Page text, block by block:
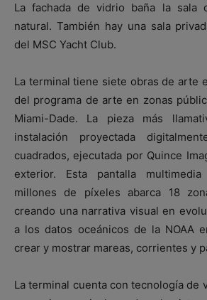
La fachada de vidrio baña la sala
natural. También hay una sala
del MSC Yacht Club.
La terminal tiene siete obras de arte
del programa de arte en zonas
Miami-Dade. La pieza más
instalación proyectada
cuadrados, ejecutada por Quince
exterior. Esta pantalla
millones de píxeles abarca 18
creando una narrativa visual en
a los datos oceánicos de la NOAA
crear y mostrar mareas, corrientes y
La terminal cuenta con tecnología de